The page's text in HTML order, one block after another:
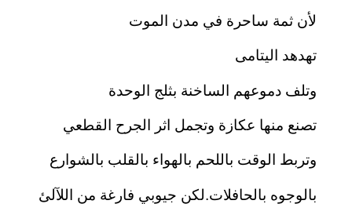
لأن ثمة ساحرة في مدن الموت
تهدهد اليتامى
وتلف دموعهم الساخنة بثلج الوحدة
تصنع منها عكازة وتجمل اثر الجرح القطعي
وتربط الوقت باللحم بالهواء بالقلب بالشوارع
بالوجوه بالحافلات.لكن جيوبي فارغة من اللآلئ